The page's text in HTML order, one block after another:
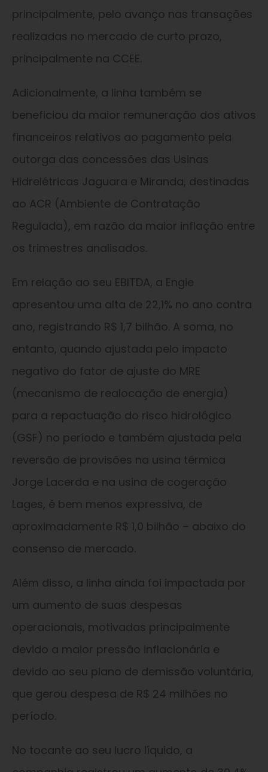
principalmente, pelo avanço nas transações
realizadas no mercado de curto prazo,
principalmente na CCEE.
Adicionalmente, a linha também se
beneficiou da maior remuneração dos ativos
financeiros relativos ao pagamento pela
outorga das concessões das Usinas
Hidrelétricas Jaguara e Miranda, destinadas
ao ACR (Ambiente de Contratação
Regulada), em razão da maior inflação entre
os trimestres analisados.
Em relação ao seu EBITDA, a Engie
apresentou uma alta de 22,1% no ano contra
ano, registrando R$ 1,7 bilhão. A soma, no
entanto, quando ajustada pelo impacto
negativo do fator de ajuste do MRE
(mecanismo de realocação de energia)
para a repactuação do risco hidrológico
(GSF) no período e também ajustada pela
reversão de provisões na usina térmica
Jorge Lacerda e na usina de cogeração
Lages, é bem menos expressiva, de
aproximadamente R$ 1,0 bilhão – abaixo do
consenso de mercado.
Além disso, a linha ainda foi impactada por
um aumento de suas despesas
operacionais, motivadas principalmente
devido a maior pressão inflacionária e
devido ao seu plano de demissão voluntária,
que gerou despesa de R$ 24 milhões no
período.
No tocante ao seu lucro líquido, a